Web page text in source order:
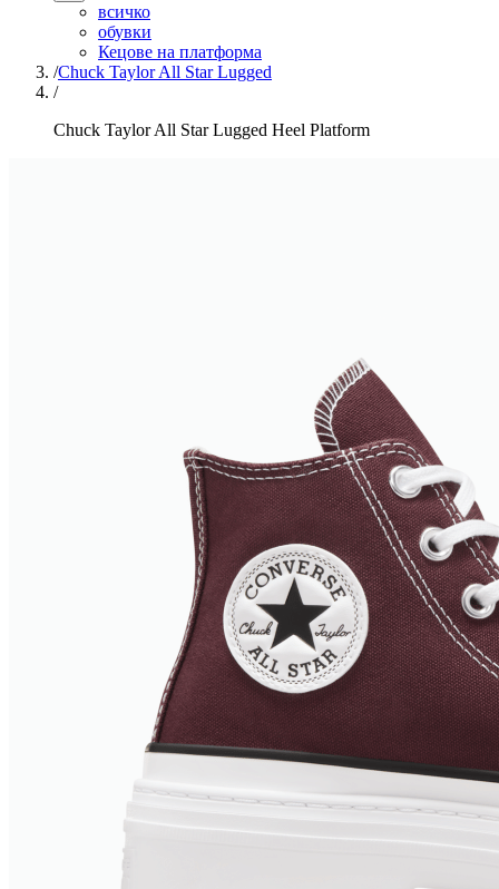
всичко
обувки
Кецове на платформа
/Chuck Taylor All Star Lugged
/
Chuck Taylor All Star Lugged Heel Platform